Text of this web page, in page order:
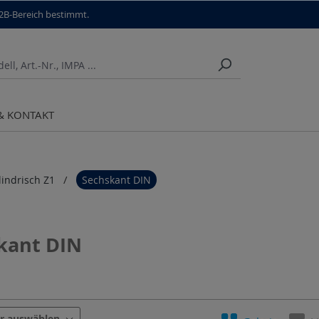
Bereich bestimmt.
KONTAKT
Z1 Sechskant DIN
DIN
Form Kennzahl